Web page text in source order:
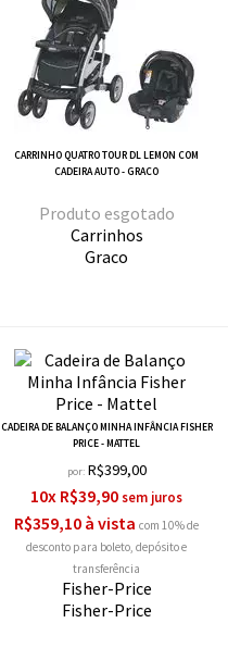
CARRINHO QUATRO TOUR DL LEMON COM
CADEIRA AUTO - GRACO
esgotado
Carrinhos
Graco
CADEIRA DE BALANÇO MINHA INFÂNCIA FISHER
PRICE - MATTEL
por: R$399,00
10x R$39,90
R$359,10 à vista com 10% de
desconto
Fisher-Price
Fisher-Price